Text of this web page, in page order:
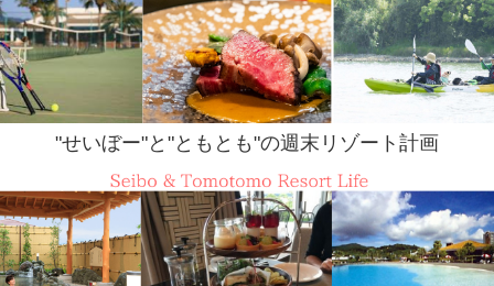
"せいぼー"と"ともとも"の週末リゾート計画